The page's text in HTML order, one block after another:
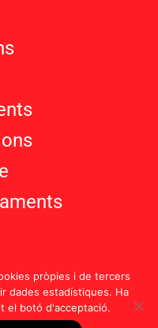
|Termes i Condicions
pròpies i de tercers
dades estadístiques. Ha
el botó d'acceptació.